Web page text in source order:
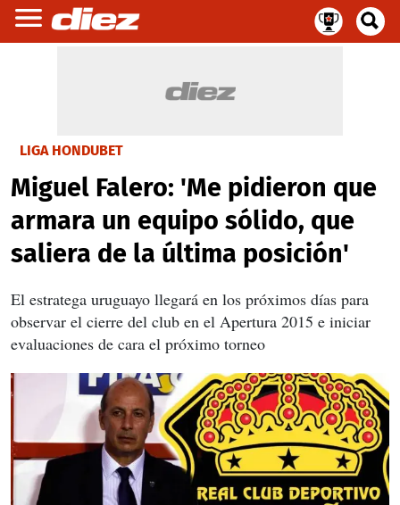
LIGA HONDUBET
Miguel Falero: 'Me pidieron que
armara un equipo sólido, que
saliera de la última posición'
El estratega uruguayo llegará en los próximos días para
observar el cierre del club en el Apertura 2015 e iniciar
evaluaciones de cara el próximo torneo